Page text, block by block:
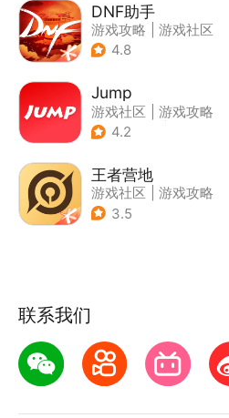
DNF助手
游戏攻略
游戏社区
4.8
Jump
游戏社区
游戏攻略
| 游戏交易
4.2
王者营地
游戏社区
游戏攻略
3.5
联系我们